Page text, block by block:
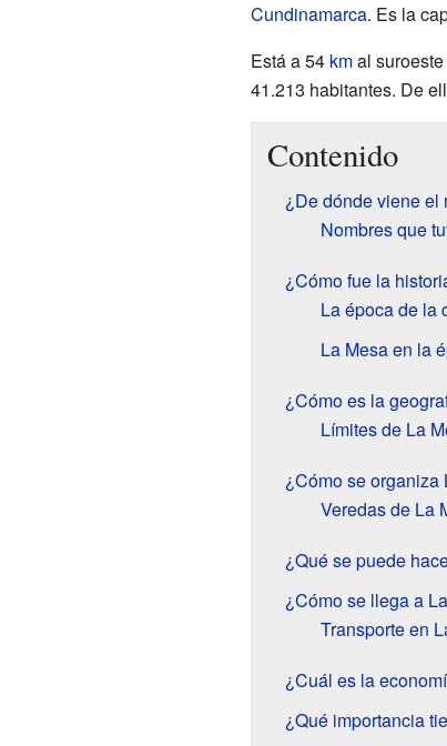
Cundinamarca. Es la
Está a 54 kmal
41.213 habitantes. De
Contenido
¿De dónde viene el
Nombres que
¿Cómo fue la
La época de la
La Mesa en la
¿Cómo es la
Límites de La
¿Cómo se organiza
Veredas de La
¿Qué se puede
¿Cómo se llega a
Transporte en
¿Cuál es la
¿Qué importancia